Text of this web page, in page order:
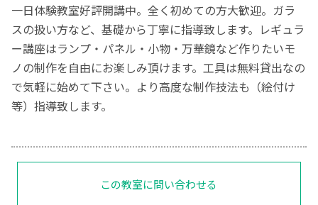
一日体験教室好評開講中。全く初めての方大歓迎。ガラ
スの扱い方など、基礎から丁寧に指導致します。レギュラ
ー講座はランプ・パネル・小物・万華鏡など作りたいモ
ノの制作を自由にお楽しみ頂けます。工具は無料貸出なの
で気軽に始めて下さい。より高度な制作技法も（絵付け
等）指導致します。
この教室に問い合わせる